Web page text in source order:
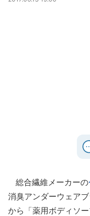
総合繊維メーカーの
消臭アンダーウェア
から「薬用ボディソ